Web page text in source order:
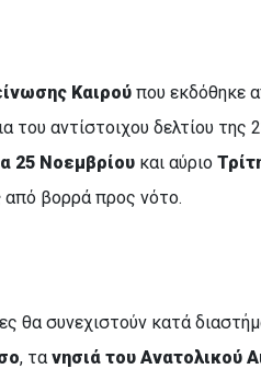
Καιρούπου εκδόθηκε
του αντίστοιχου δελτίου της
25 Νοεμβρίουκαι αύριο
από βορρά προς νότο.
θα συνεχιστούν κατά
, τα νησιά του Ανατολικού